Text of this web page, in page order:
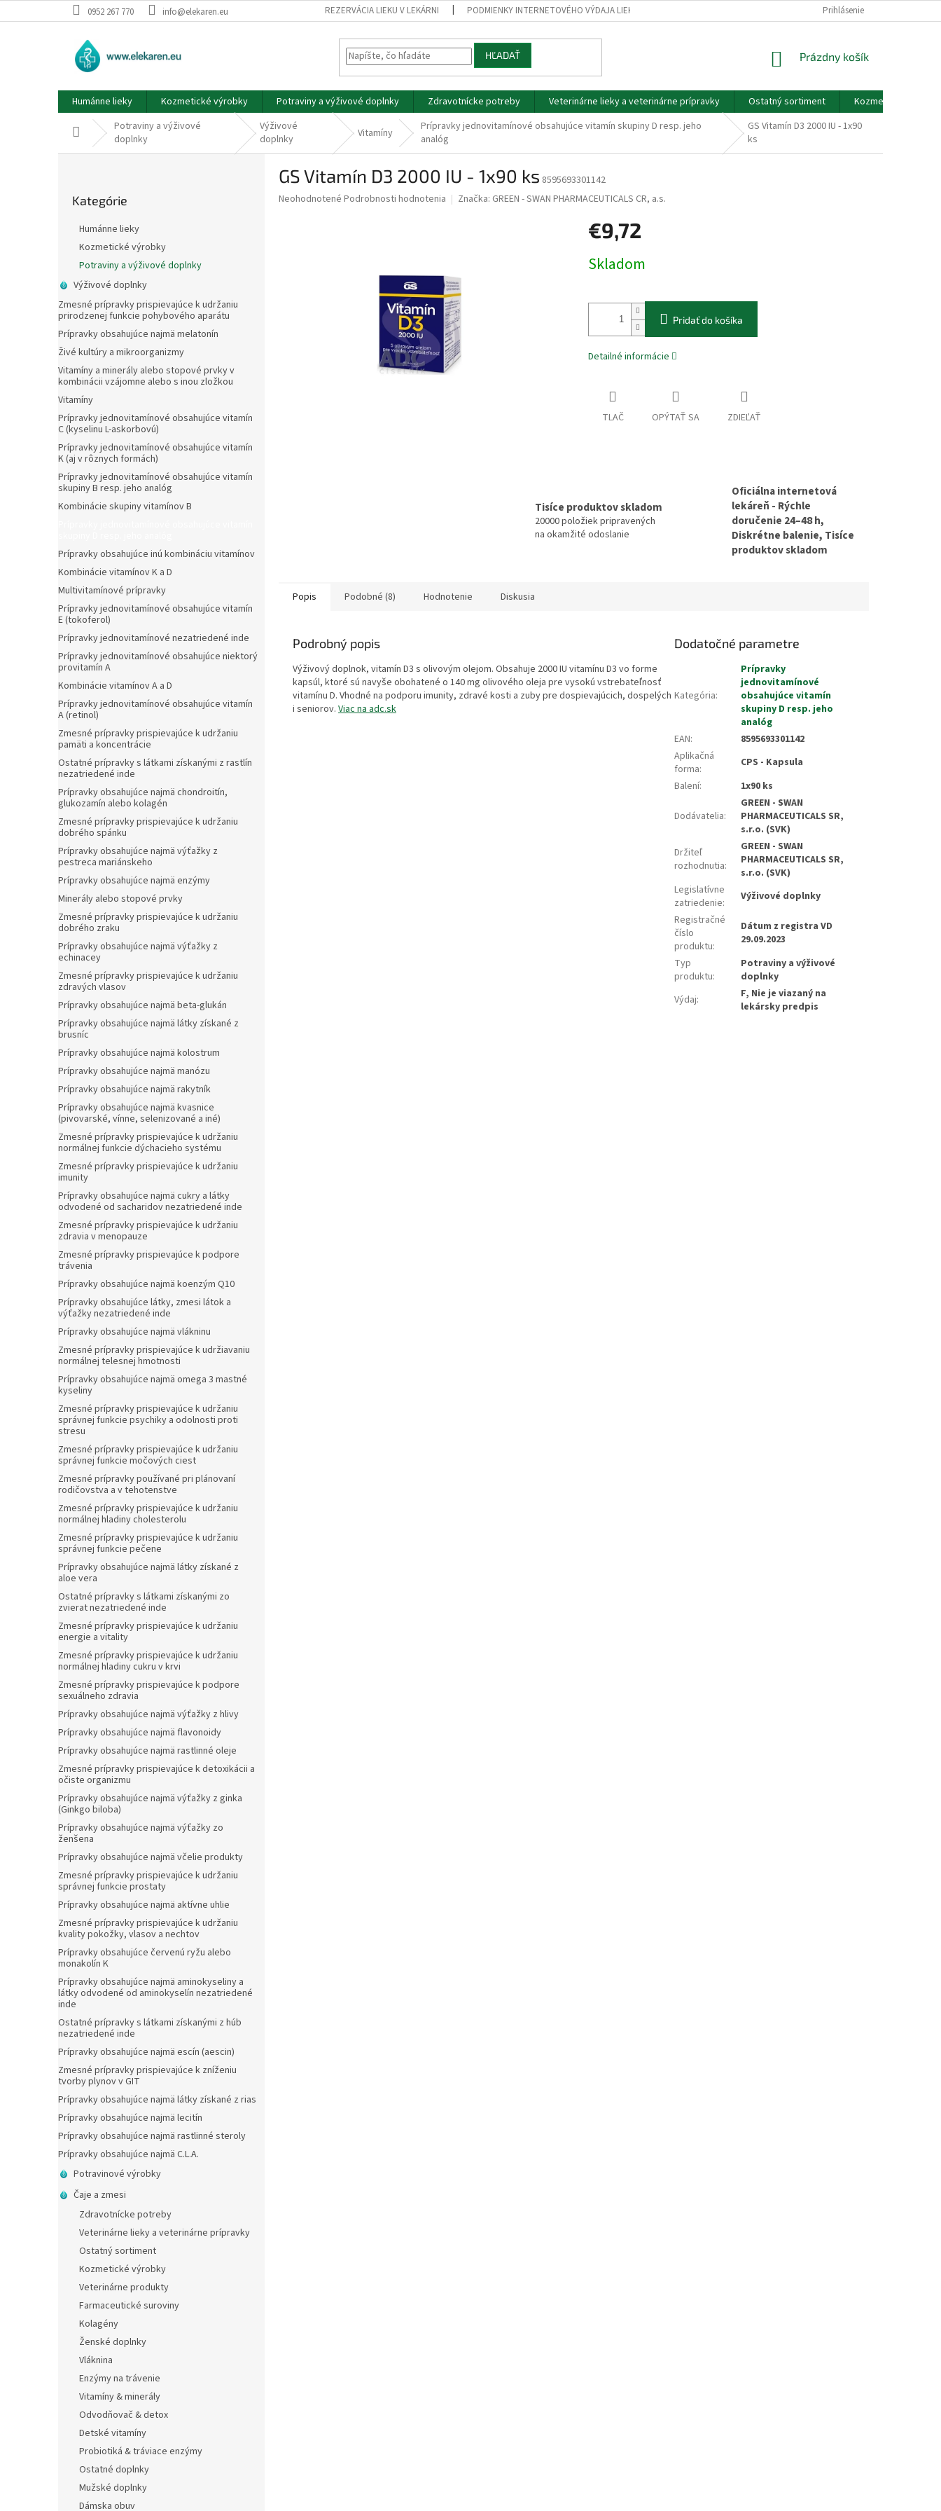
na
0952 267 770 info@elekaren.eu REZERVÁCIA LIEKU V LEKÁRNI PODMIENKY INTERNETOVÉHO VÝDAJA LIEKOV A ZDRAVOTNÍCKYCH POMÔCOK A VOP GDPR - PODMIENKY
Prihlásenie
HĽADAŤ
NÁKUPNÝ
Prázdny košík
Humánne lieky Kozmetické výrobky Potraviny a výživové doplnky Zdravotnícke potreby Veterinárne lieky a veterinárne prípravky Ostatný sortiment Kozmetické výrobky
DomovPotraviny a výživové
doplnky
Výživové
doplnky
Vitamíny
Prípravky jednovitamínové obsahujúce vitamín skupiny D resp. jeho
analóg
GS Vitamín D3 2000 IU - 1x90
ks
e
l
kategórie
Kategórie
Humánne lieky
Kozmetické výrobky
Potraviny a výživové doplnky
Výživové doplnky
Zmesné prípravky prispievajúce k udržaniu
prirodzenej funkcie pohybového aparátu
Prípravky obsahujúce najmä melatonín
Živé kultúry a mikroorganizmy
Vitamíny a minerály alebo stopové prvky v
kombinácii vzájomne alebo s inou zložkou
Vitamíny
Prípravky jednovitamínové obsahujúce vitamín
C (kyselinu L-askorbovú)
Prípravky jednovitamínové obsahujúce vitamín
K (aj v rôznych formách)
Prípravky jednovitamínové obsahujúce vitamín
skupiny B resp. jeho analóg
Kombinácie skupiny vitamínov B
Prípravky obsahujúce inú kombináciu vitamínov
Kombinácie vitamínov K a D
Multivitamínové prípravky
Prípravky jednovitamínové obsahujúce vitamín
E (tokoferol)
Prípravky jednovitamínové nezatriedené inde
Prípravky jednovitamínové obsahujúce niektorý
provitamín A
Kombinácie vitamínov A a D
Prípravky jednovitamínové obsahujúce vitamín
A (retinol)
Zmesné prípravky prispievajúce k udržaniu
pamäti a koncentrácie
Ostatné prípravky s látkami získanými z rastlín
nezatriedené inde
Prípravky obsahujúce najmä chondroitín,
glukozamín alebo kolagén
Zmesné prípravky prispievajúce k udržaniu
dobrého spánku
Prípravky obsahujúce najmä výťažky z
pestreca mariánskeho
Prípravky obsahujúce najmä enzýmy
Minerály alebo stopové prvky
Zmesné prípravky prispievajúce k udržaniu
dobrého zraku
Prípravky obsahujúce najmä výťažky z
echinacey
Zmesné prípravky prispievajúce k udržaniu
zdravých vlasov
Prípravky obsahujúce najmä beta-glukán
Prípravky obsahujúce najmä látky získané z
brusníc
Prípravky obsahujúce najmä kolostrum
Prípravky obsahujúce najmä manózu
Prípravky obsahujúce najmä rakytník
Prípravky obsahujúce najmä kvasnice
(pivovarské, vínne, selenizované a iné)
Zmesné prípravky prispievajúce k udržaniu
normálnej funkcie dýchacieho systému
Zmesné prípravky prispievajúce k udržaniu
imunity
Prípravky obsahujúce najmä cukry a látky
odvodené od sacharidov nezatriedené inde
Zmesné prípravky prispievajúce k udržaniu
zdravia v menopauze
Zmesné prípravky prispievajúce k podpore
trávenia
Prípravky obsahujúce najmä koenzým Q10
Prípravky obsahujúce látky, zmesi látok a
výťažky nezatriedené inde
Prípravky obsahujúce najmä vlákninu
Zmesné prípravky prispievajúce k udržiavaniu
normálnej telesnej hmotnosti
Prípravky obsahujúce najmä omega 3 mastné
kyseliny
Zmesné prípravky prispievajúce k udržaniu
správnej funkcie psychiky a odolnosti proti
stresu
Zmesné prípravky prispievajúce k udržaniu
správnej funkcie močových ciest
Zmesné prípravky používané pri plánovaní
rodičovstva a v tehotenstve
Zmesné prípravky prispievajúce k udržaniu
normálnej hladiny cholesterolu
Zmesné prípravky prispievajúce k udržaniu
správnej funkcie pečene
Prípravky obsahujúce najmä látky získané z
aloe vera
Ostatné prípravky s látkami získanými zo
zvierat nezatriedené inde
Zmesné prípravky prispievajúce k udržaniu
energie a vitality
Zmesné prípravky prispievajúce k udržaniu
normálnej hladiny cukru v krvi
Zmesné prípravky prispievajúce k podpore
sexuálneho zdravia
Prípravky obsahujúce najmä výťažky z hlivy
Prípravky obsahujúce najmä flavonoidy
Prípravky obsahujúce najmä rastlinné oleje
Zmesné prípravky prispievajúce k detoxikácii a
očiste organizmu
Prípravky obsahujúce najmä výťažky z ginka
(Ginkgo biloba)
Prípravky obsahujúce najmä výťažky zo
ženšena
Prípravky obsahujúce najmä včelie produkty
Zmesné prípravky prispievajúce k udržaniu
správnej funkcie prostaty
Prípravky obsahujúce najmä aktívne uhlie
Zmesné prípravky prispievajúce k udržaniu
kvality pokožky, vlasov a nechtov
Prípravky obsahujúce červenú ryžu alebo
monakolín K
Prípravky obsahujúce najmä aminokyseliny a
látky odvodené od aminokyselín nezatriedené
inde
Ostatné prípravky s látkami získanými z húb
nezatriedené inde
Prípravky obsahujúce najmä escín (aescin)
Zmesné prípravky prispievajúce k zníženiu
tvorby plynov v GIT
Prípravky obsahujúce najmä látky získané z rias
Prípravky obsahujúce najmä lecitín
Prípravky obsahujúce najmä rastlinné steroly
Prípravky obsahujúce najmä C.L.A.
Potravinové výrobky
Čaje a zmesi
Zdravotnícke potreby
Veterinárne lieky a veterinárne prípravky
Ostatný sortiment
Kozmetické výrobky
Veterinárne produkty
Farmaceutické suroviny
Kolagény
Ženské doplnky
Vláknina
Enzýmy na trávenie
Vitamíny & minerály
Odvodňovač & detox
Detské vitamíny
Probiotiká & tráviace enzýmy
Ostatné doplnky
Mužské doplnky
Dámska obuv
GS Vitamín D3 2000 IU - 1x90 ks 8595693301142
Priemerné
Neohodnotené Podrobnosti hodnotenia Značka: GREEN - SWAN PHARMACEUTICALS CR, a.s.
€9,72
cena:
Skladom
Pridať do košíka
Detailné informácie
TLAČ OPÝTAŤ SA ZDIEĽAŤ
Tisíce produktov skladom
20000 položiek pripravených
na okamžité odoslanie
Oficiálna internetová
lekáreň - Rýchle
doručenie 24–48 h,
Diskrétne balenie, Tisíce
produktov skladom
Popis Podobné (8) Hodnotenie Diskusia
Podrobný popis
Výživový doplnok, vitamín D3 s olivovým olejom. Obsahuje 2000 IU vitamínu D3 vo forme
kapsúl, ktoré sú navyše obohatené o 140 mg olivového oleja pre vysokú vstrebateľnosť
vitamínu D. Vhodné na podporu imunity, zdravé kosti a zuby pre dospievajúcich, dospelých
i seniorov. Viac na adc.sk
Dodatočné parametre
Kategória:
Prípravky
jednovitamínové
obsahujúce vitamín
skupiny D resp. jeho
analóg
EAN:
8595693301142
Aplikačná
forma:
CPS - Kapsula
Balení: 1x90 ks
Dodávatelia:
GREEN - SWAN
PHARMACEUTICALS SR,
s.r.o. (SVK)
Držiteľ
rozhodnutia:
GREEN - SWAN
PHARMACEUTICALS SR,
s.r.o. (SVK)
Legislatívne
zatriedenie:
Výživové doplnky
Registračné
číslo
produktu:
Dátum z registra VD
29.09.2023
Typ
produktu:
Potraviny a výživové
doplnky
Výdaj:
F, Nie je viazaný na
lekársky predpis